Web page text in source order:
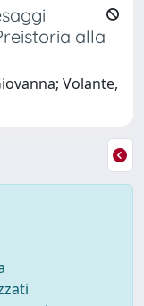
alla
Volante,